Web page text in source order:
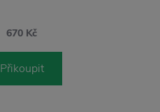
670 Kč
Přikoupit